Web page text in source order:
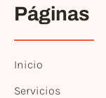
Páginas
Inicio
Servicios